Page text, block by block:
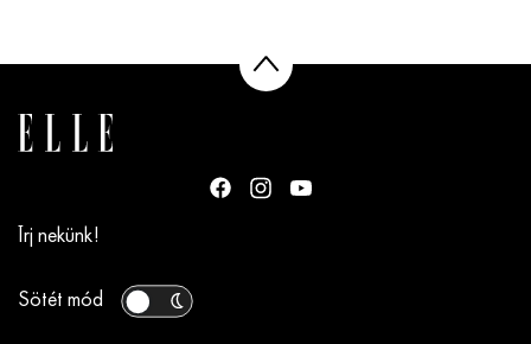
Írj nekünk!
Sötét mód